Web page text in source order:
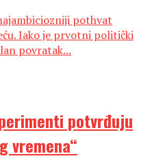
pothvat
Iako je prvotni politički
povratak...
potvrđuju
vremena“